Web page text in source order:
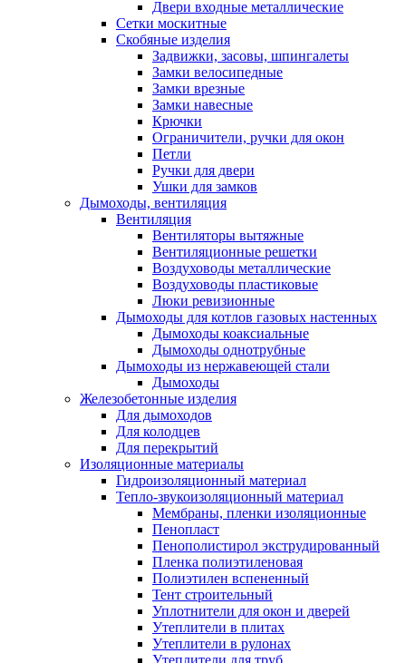
Двери входные металлические
Сетки москитные
Скобяные изделия
Задвижки, засовы, шпингалеты
Замки велосипедные
Замки врезные
Замки навесные
Крючки
Ограничители, ручки для окон
Петли
Ручки для двери
Ушки для замков
Дымоходы, вентиляция
Вентиляция
Вентиляторы вытяжные
Вентиляционные решетки
Воздуховоды металлические
Воздуховоды пластиковые
Люки ревизионные
Дымоходы для котлов газовых настенных
Дымоходы коаксиальные
Дымоходы однотрубные
Дымоходы из нержавеющей стали
Дымоходы
Железобетонные изделия
Для дымоходов
Для колодцев
Для перекрытий
Изоляционные материалы
Гидроизоляционный материал
Тепло-звукоизоляционный материал
Мембраны, пленки изоляционные
Пенопласт
Пенополистирол экструдированный
Пленка полиэтиленовая
Полиэтилен вспененный
Тент строительный
Уплотнители для окон и дверей
Утеплители в плитах
Утеплители в рулонах
Утеплители для труб